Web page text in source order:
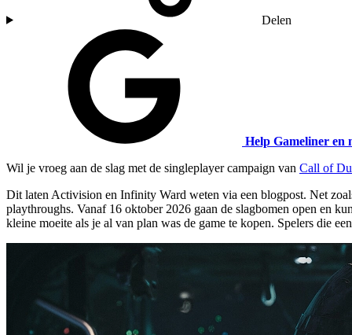
Delen
Help Gameliner en
Wil je vroeg aan de slag met de singleplayer campaign van Call of
Dit laten Activision en Infinity Ward weten via een blogpost. Net
playthroughs. Vanaf 16 oktober 2026 gaan de slagbomen open en
kleine moeite als je al van plan was de game te kopen. Spelers die